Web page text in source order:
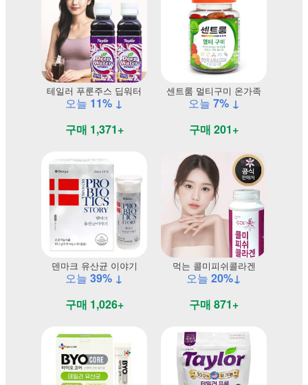
테일러 푸룬주스 딥워터
오늘 11% ↓
구매 1,371+
센트룸 멀티구미 온가족
오늘 7% ↓
구매 201+
덴마크 유산균 이야기
오늘 39% ↓
구매 1,026+
먹는 콜미피쉬콜라겐
오늘 20%↓
구매 871+